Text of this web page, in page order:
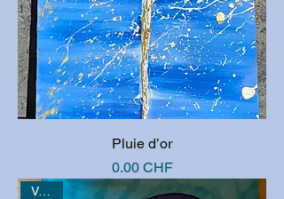
Pluie d’or
Prix
0.00 CHF
Vendu